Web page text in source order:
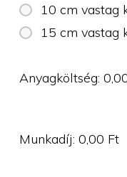
10 cm vastag
15 cm vastag
Anyagköltség:
Munkadíj:0,00 Ft